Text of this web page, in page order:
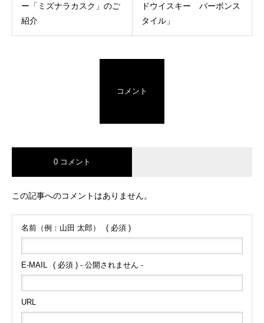
ー「ミズナラカスク」のご
紹介
ドウイスキー バーボンス
タイル」
コメント
0 コメント
この記事へのコメントはありません。
名前（例：山田 太郎） ( 必須 )
E-MAIL ( 必須 ) - 公開されません -
URL